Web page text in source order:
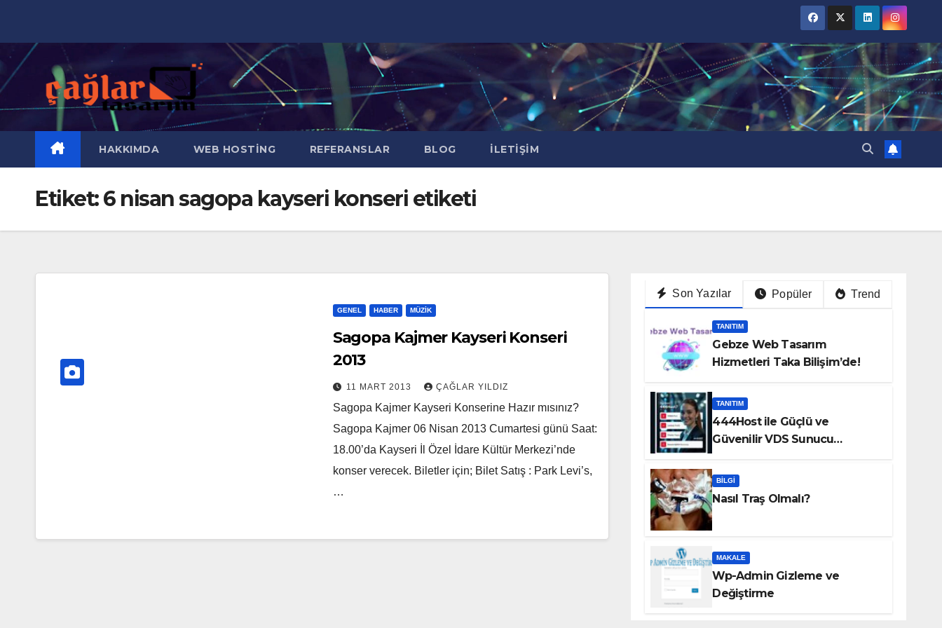
content
HAKKIMDA WEB HOSTING REFERANSLAR BLOG İLETIŞIM
Etiket:6 nisan sagopa kayseri konseri etiketi
GENEL HABER MÜZIK
Sagopa Kajmer Kayseri Konseri
2013
11 MART 2013 ÇAĞLAR YILDIZ
Sagopa Kajmer Kayseri Konserine Hazır mısınız?
Sagopa Kajmer 06 Nisan 2013 Cumartesi günü Saat:
18.00’da Kayseri İl Özel İdare Kültür Merkezi’nde
konser verecek. Biletler için; Bilet Satış : Park Levi’s,
…
Son Yazılar Popüler Trend
TANITIM
Gebze Web Tasarım
Hizmetleri Taka Bilişim’de!
TANITIM
444Host ile Güçlü ve
Güvenilir VDS Sunucu
BILGI
Nasıl Traş Olmalı?
MAKALE
Wp-Admin Gizleme ve
Değiştirme